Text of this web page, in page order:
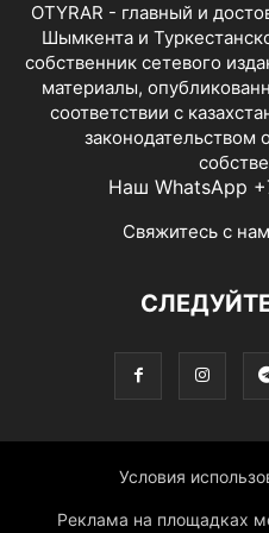
OTYRAR - главный и
Шымкента и
собственник сетевого
материалы,
соответствии с
законодательством
Наш WhatsApp
Свяжитесь с
Условия
Реклама на площадках